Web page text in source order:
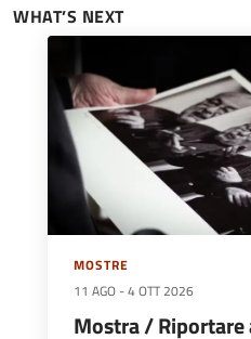
WHAT’S NEXT
MOSTRE
11 AGO -4 OTT 2026
Mostra / Riportare